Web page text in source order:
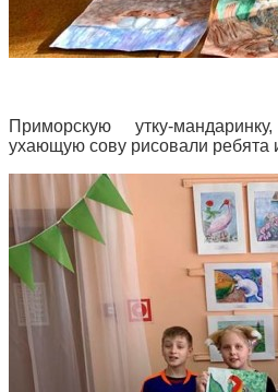
Приморскую утку-
ухающую сову рисовали ребята